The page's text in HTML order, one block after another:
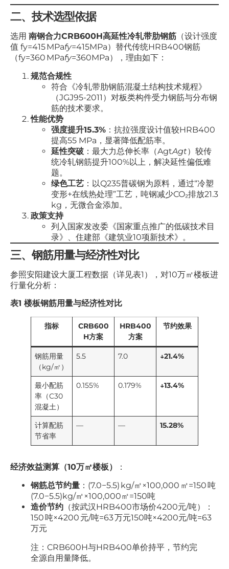
二、技术选型依据
选用 南钢合力CRB600H高延性冷轧带肋钢筋 （设计强度
值 fy=415 MPafy​=415MPa）替代传统HRB400钢筋
（fy=360 MPafy​=360MPa），理由如下：
规范合规性
符合《冷轧带肋钢筋混凝土结构技术规程》
（JGJ95-2011）对板类构件受力钢筋与分布钢
筋的技术要求。
性能优势
强度提升15.3% ：抗拉强度设计值较HRB400
提高55 MPa，显著降低配筋率。
延性突破 ：最大力总伸长率（AgtAgt​）较传
统冷轧钢筋提升100%以上，解决延性偏低难
题。
绿色工艺 ：以Q235普碳钢为原料，通过“冷塑
变形+在线热处理”工艺，吨钢减少CO₂排放21.3
kg，无微合金添加。
政策支持
列入国家发改委《国家重点推广的低碳技术目
录》、住建部《建筑业10项新技术》。
三、钢筋用量与经济性对比
参照安阳建设大厦工程数据（详见表1），对10万㎡楼板进
行量化分析：
表1 楼板钢筋用量与经济性对比
指标
CRB600
H方案
HRB400
方案
节约效果
钢筋用量
（kg/㎡）
5.5 7.0 ↓21.4%
最小配筋
率（C30
混凝土）
0.155% 0.179% ↓13.4%
计算配筋
节省率
— — 15.28%
经济效益测算（10万㎡楼板）
：
钢筋总节约量 ：(7.0−5.5) kg/㎡×100,000 ㎡=150 吨
(7.0−5.5)kg/㎡×100,000㎡=150吨
造价节约 （按武汉HRB400市场价4200元/吨）：
150 吨×4200 元/吨=63 万元150吨×4200元/吨=63
万元
注：CRB600H与HRB400单价持平，节约完
全源自用量降低。